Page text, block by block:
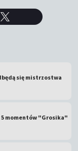
się mistrzostwa
5 momentów "Grosika"